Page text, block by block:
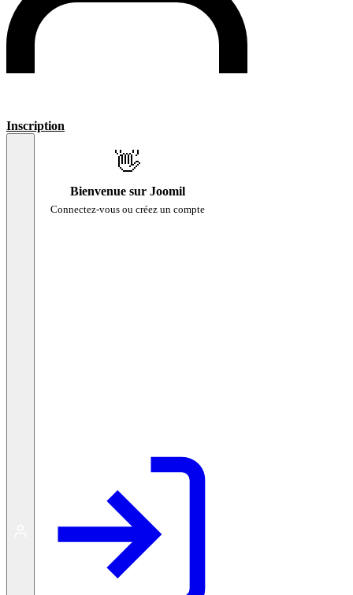
Inscription
👋
Bienvenue sur Joomil
Connectez-vous ou créez un compte